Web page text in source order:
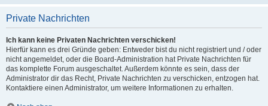
Private Nachrichten
Ich kann keine Privaten Nachrichten verschicken!
Hierfür kann es drei Gründe geben: Entweder bist du nicht registriert und / oder
nicht angemeldet, oder die Board-Administration hat Private Nachrichten für
das komplette Forum ausgeschaltet. Außerdem könnte es sein, dass der
Administrator dir das Recht, Private Nachrichten zu verschicken, entzogen hat.
Kontaktiere einen Administrator, um weitere Informationen zu erhalten.